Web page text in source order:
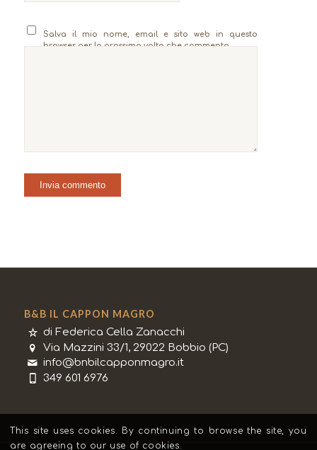
Salva il mio nome, email e sito web in questo
browser per la prossima volta che commento.
B&B IL CAPPON MAGRO
di Federica Cella Zanacchi
Via Mazzini 33/1, 29022 Bobbio (PC)
info@bnbilcapponmagro.it
349 601 6976
This site uses cookies. By continuing to browse the site, you
are agreeing to our use of cookies.